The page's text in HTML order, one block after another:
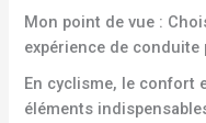
Mon point de vue :
expérience de
En cyclisme, le confort
éléments